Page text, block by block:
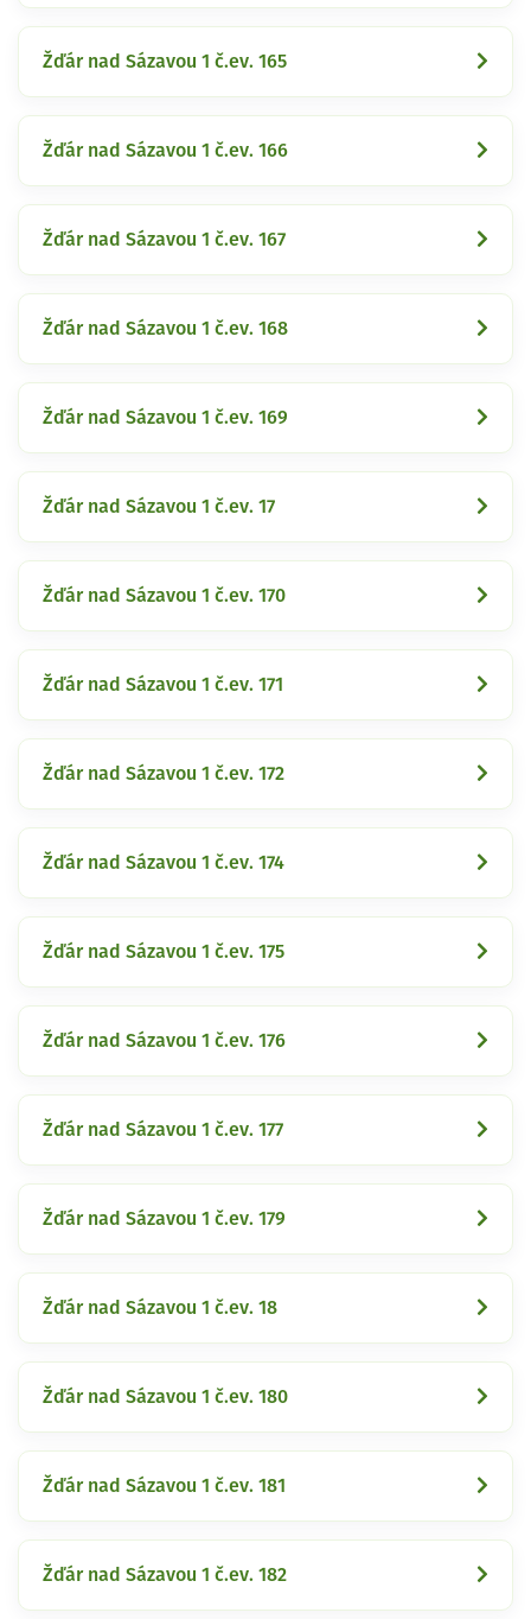
Žďár nad Sázavou 1 č.ev. 165
Žďár nad Sázavou 1 č.ev. 166
Žďár nad Sázavou 1 č.ev. 167
Žďár nad Sázavou 1 č.ev. 168
Žďár nad Sázavou 1 č.ev. 169
Žďár nad Sázavou 1 č.ev. 17
Žďár nad Sázavou 1 č.ev. 170
Žďár nad Sázavou 1 č.ev. 171
Žďár nad Sázavou 1 č.ev. 172
Žďár nad Sázavou 1 č.ev. 174
Žďár nad Sázavou 1 č.ev. 175
Žďár nad Sázavou 1 č.ev. 176
Žďár nad Sázavou 1 č.ev. 177
Žďár nad Sázavou 1 č.ev. 179
Žďár nad Sázavou 1 č.ev. 18
Žďár nad Sázavou 1 č.ev. 180
Žďár nad Sázavou 1 č.ev. 181
Žďár nad Sázavou 1 č.ev. 182